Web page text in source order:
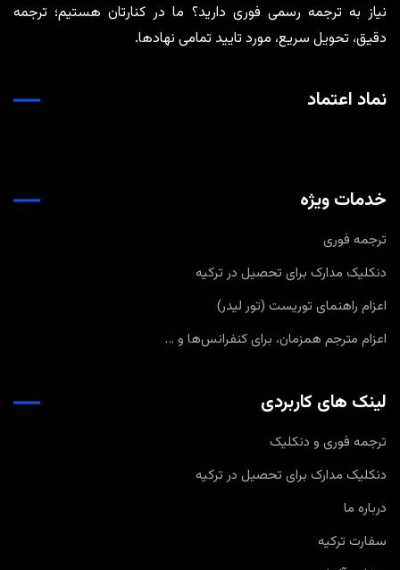
نیاز به ترجمه رسمی فوری دارید؟ ما در کنارتان هستیم؛ ترجمه
دقیق، تحویل سریع، مورد تایید تمامی نهادها.
نماد اعتماد
خدمات ویژه
ترجمه فوری
دنکلیک مدارک برای تحصیل در ترکیه
اعزام راهنمای توریست (تور لیدر)
اعزام مترجم همزمان، برای کنفرانس‌ها و …
لینک های کاربردی
ترجمه فوری و دنکلیک
دنکلیک مدارک برای تحصیل در ترکیه
درباره ما
سفارت ترکیه